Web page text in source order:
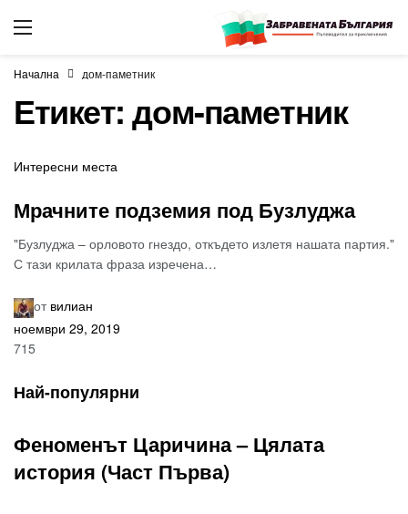
Начална дом-паметник
Етикет:дом-паметник
Интересни места
Мрачните подземия под Бузлуджа
"Бузлуджа – орловото гнездо, откъдето излетя нашата партия."
С тази крилата фраза изречена…
от вилиан
ноември 29, 2019
715
Най-популярни
Феноменът Царичина – Цялата
история (Част Първа)